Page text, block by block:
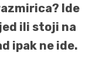
Ide
ili stoji na
ipak ne ide.